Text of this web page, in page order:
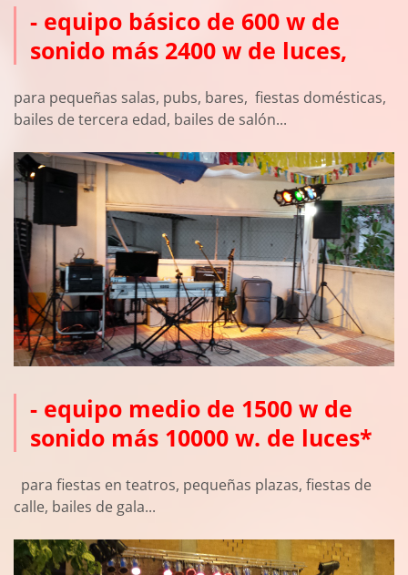
- equipo básico de 600 w de
sonido más 2400 w de luces,
para pequeñas salas, pubs, bares, fiestas domésticas,
bailes de tercera edad, bailes de salón...
- equipo medio de 1500 w de
sonido más 10000 w. de luces*
para fiestas en teatros, pequeñas plazas, fiestas de
calle, bailes de gala...